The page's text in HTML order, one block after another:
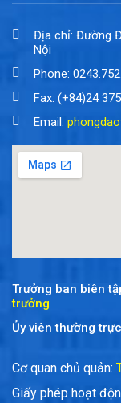
Địa chỉ: Đường
Nội
Phone:
Fax: (+84)24
Email:
Trưởng ban biên
trưởng
Ủy viên thường
Cơ quan chủ quản:
Giấy phép hoạt